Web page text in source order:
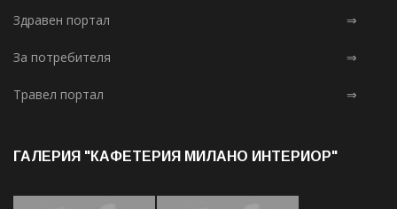
Здравен портал ⇒
За потребителя ⇒
Травел портал ⇒
ГАЛЕРИЯ "КАФЕТЕРИЯ МИЛАНО ИНТЕРИОР"